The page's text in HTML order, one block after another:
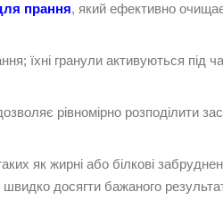
прання, який ефективно
їхні гранули активуються під
рівномірно розподілити
як жирні або білкові
досягти бажаного